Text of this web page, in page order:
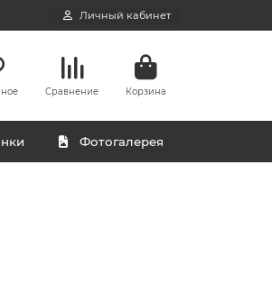
Личный кабинет
Сравнение Корзина
Фотогалерея